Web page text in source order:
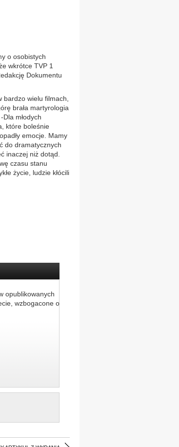
o osobistych
wkrótce TVP 1
Dokumentu
bardzo wielu filmach,
brała martyrologia
młodych
które boleśnie
emocje. Mamy
do dramatycznych
inaczej niż dotąd.
czasu stanu
życie, ludzie kłócili
opublikowanych
wzbogacone o